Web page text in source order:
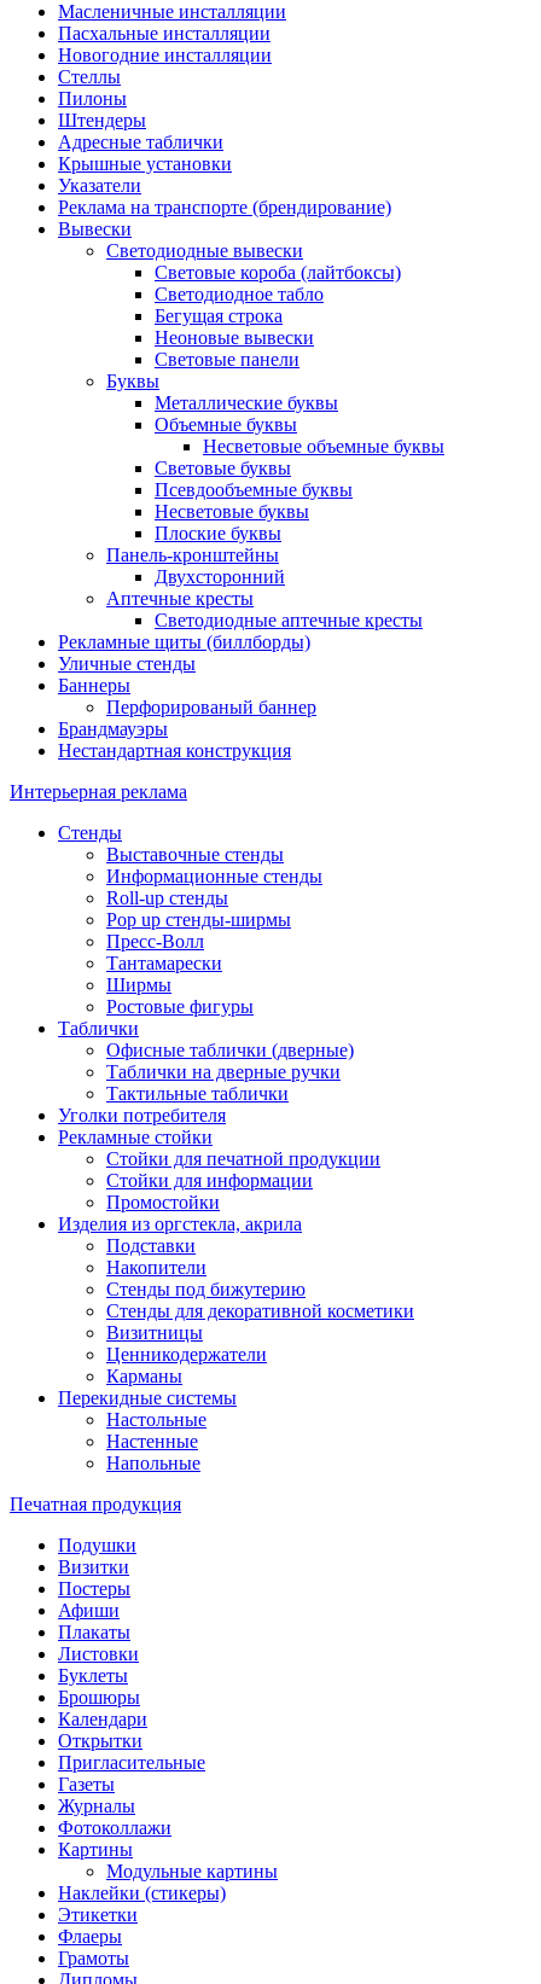
Масленичные инсталляции
Пасхальные инсталляции
Новогодние инсталляции
Стеллы
Пилоны
Штендеры
Адресные таблички
Крышные установки
Указатели
Реклама на транспорте (брендирование)
Вывески
Светодиодные вывески
Световые короба (лайтбоксы)
Светодиодное табло
Бегущая строка
Неоновые вывески
Световые панели
Буквы
Металлические буквы
Объемные буквы
Несветовые объемные буквы
Световые буквы
Псевдообъемные буквы
Несветовые буквы
Плоские буквы
Панель-кронштейны
Двухсторонний
Аптечные кресты
Светодиодные аптечные кресты
Рекламные щиты (биллборды)
Уличные стенды
Баннеры
Перфорированый баннер
Брандмауэры
Нестандартная конструкция
Интерьерная реклама
Стенды
Выставочные стенды
Информационные стенды
Roll-up стенды
Pop up стенды-ширмы
Пресс-Волл
Тантамарески
Ширмы
Ростовые фигуры
Таблички
Офисные таблички (дверные)
Таблички на дверные ручки
Тактильные таблички
Уголки потребителя
Рекламные стойки
Стойки для печатной продукции
Стойки для информации
Промостойки
Изделия из оргстекла, акрила
Подставки
Накопители
Стенды под бижутерию
Стенды для декоративной косметики
Визитницы
Ценникодержатели
Карманы
Перекидные системы
Настольные
Настенные
Напольные
Печатная продукция
Подушки
Визитки
Постеры
Афиши
Плакаты
Листовки
Буклеты
Брошюры
Календари
Открытки
Пригласительные
Газеты
Журналы
Фотоколлажи
Картины
Модульные картины
Наклейки (стикеры)
Этикетки
Флаеры
Грамоты
Дипломы